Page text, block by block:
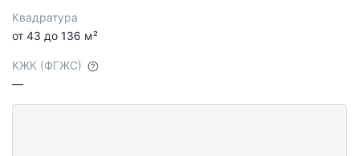
Квадратура
от 43 до 136 м²
КЖК (ФГЖС)
—